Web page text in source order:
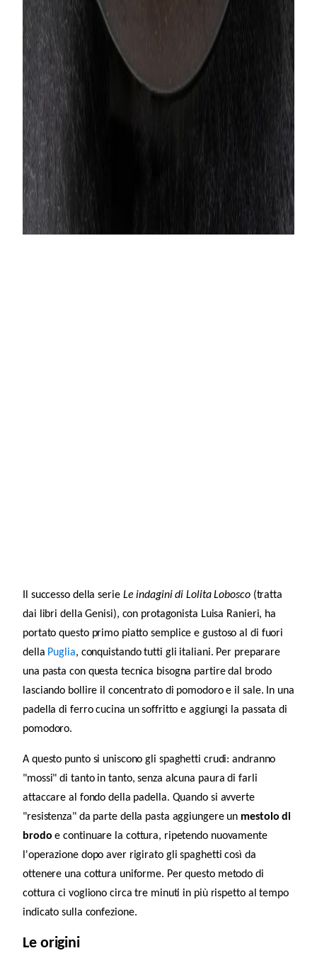
Il successo della serie Le indagini di Lolita Lobosco(tratta
dai libri della Genisi), con protagonista Luisa Ranieri, ha
portato questo primo piatto semplice e gustoso al di fuori
della Puglia, conquistando tutti gli italiani. Per preparare
una pasta con questa tecnica bisogna partire dal brodo
lasciando bollire il concentrato di pomodoro e il sale. In una
padella di ferro cucina un soffritto e aggiungi la passata di
pomodoro.
A questo punto si uniscono gli spaghetti crudi: andranno
"mossi" di tanto in tanto, senza alcuna paura di farli
attaccare al fondo della padella. Quando si avverte
"resistenza" da parte della pasta aggiungere un mestolo di
brodo e continuare la cottura, ripetendo nuovamente
l'operazione dopo aver rigirato gli spaghetti così da
ottenere una cottura uniforme. Per questo metodo di
cottura ci vogliono circa tre minuti in più rispetto al tempo
indicato sulla confezione.
Le origini